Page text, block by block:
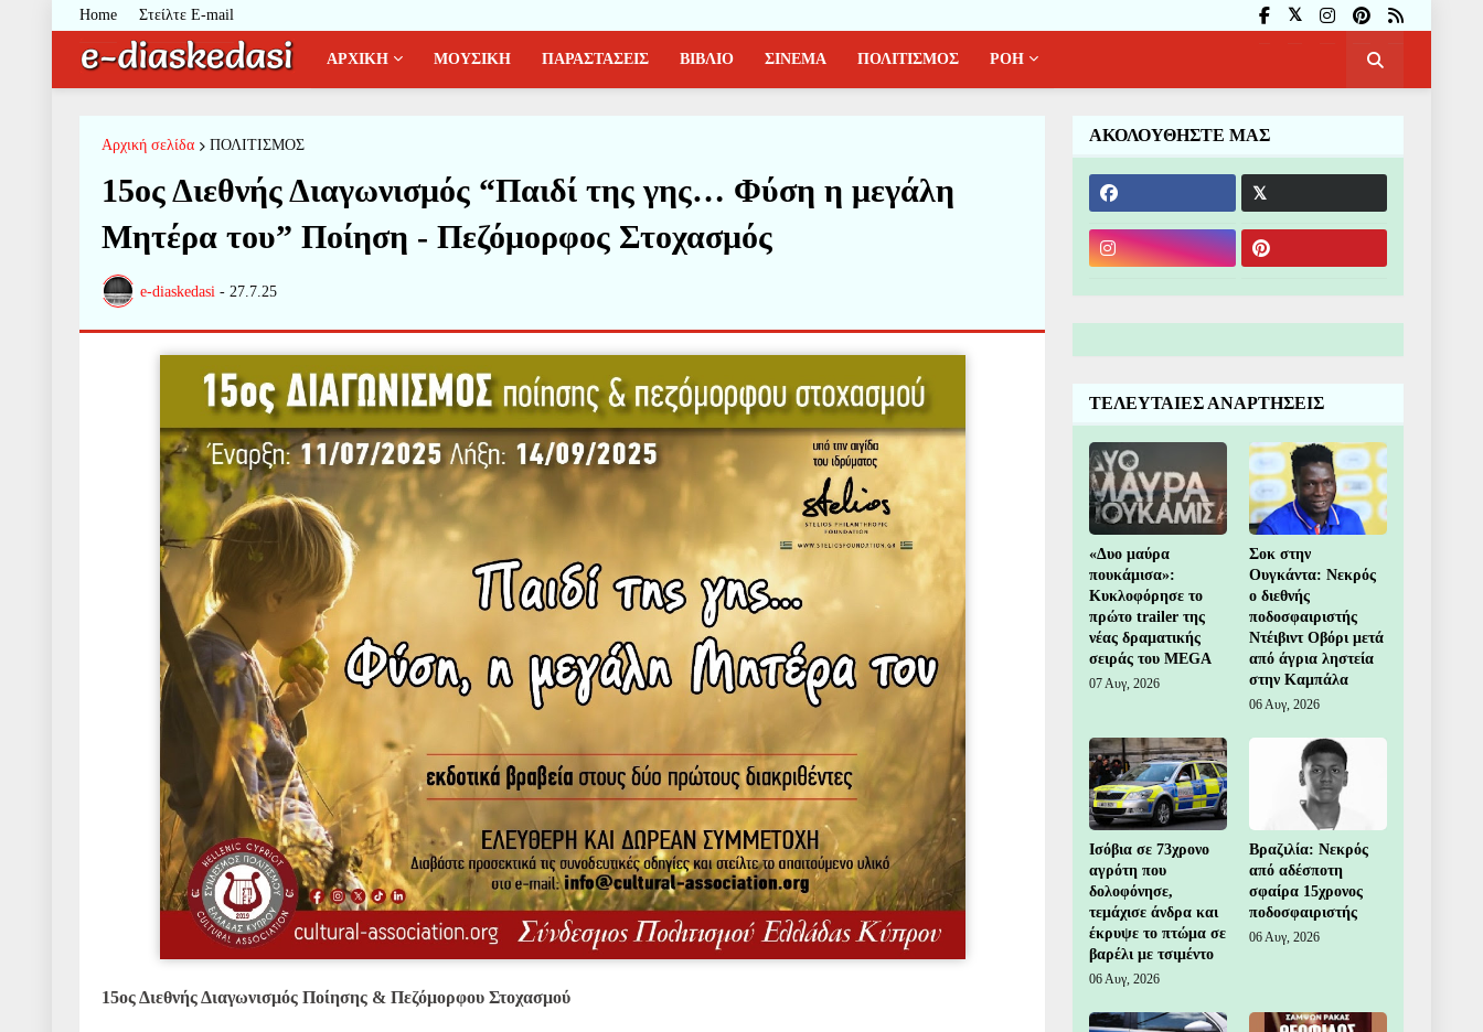
Home Στείλτε E-mail
ΑΡΧΙΚΗ ΜΟΥΣΙΚΗ ΠΑΡΑΣΤΑΣΕΙΣ ΒΙΒΛΙΟ ΣΙΝΕΜΑ ΠΟΛΙΤΙΣΜΟΣ ΡΟΗ
Αρχική σελίδα ΠΟΛΙΤΙΣΜΟΣ
15ος Διεθνής Διαγωνισμός “Παιδί της γης… Φύση η μεγάλη
Μητέρα του” Ποίηση - Πεζόμορφος Στοχασμός
e-diaskedasi - 27.7.25
15ος Διεθνής Διαγωνισμός Ποίησης & Πεζόμορφου Στοχασμού
ΑΚΟΛΟΥΘΗΣΤΕ ΜΑΣ
ΤΕΛΕΥΤΑΙΕΣ ΑΝΑΡΤΗΣΕΙΣ
«Δυο μαύρα
πουκάμισα»:
Κυκλοφόρησε το
πρώτο trailer της
νέας δραματικής
σειράς του MEGA
07 Αυγ, 2026
Σοκ στην
Ουγκάντα: Νεκρός
ο διεθνής
ποδοσφαιριστής
Ντέιβιντ Οβόρι μετά
από άγρια ληστεία
στην Καμπάλα
06 Αυγ, 2026
Ισόβια σε 73χρονο
αγρότη που
δολοφόνησε,
τεμάχισε άνδρα και
έκρυψε το πτώμα σε
βαρέλι με τσιμέντο
06 Αυγ, 2026
Βραζιλία: Νεκρός
από αδέσποτη
σφαίρα 15χρονος
ποδοσφαιριστής
06 Αυγ, 2026